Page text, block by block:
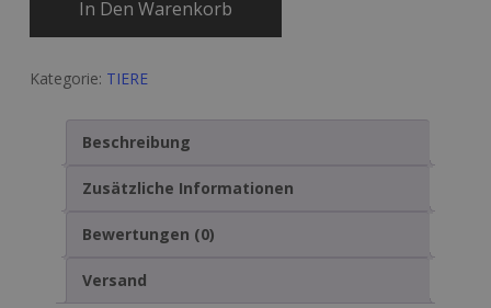
In Den Warenkorb
Kategorie: TIERE
Beschreibung
Zusätzliche Informationen
Bewertungen (0)
Versand